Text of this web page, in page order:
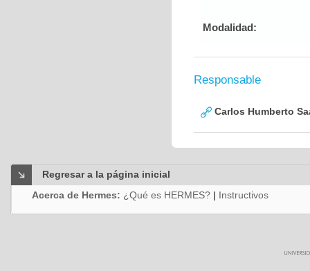
Modalidad:
Responsable
Carlos Humberto
Regresar a la página inicial
Acerca de Hermes: ¿Qué es HERMES? | Instructivos